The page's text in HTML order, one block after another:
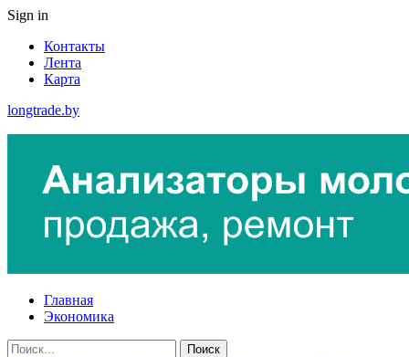
Sign in
Контакты
Лента
Карта
longtrade.by
Главная
Экономика